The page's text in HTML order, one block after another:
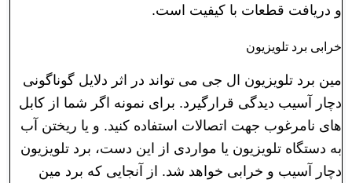
و دریافت قطعات با کیفیت است.
خرابی برد تلویزیون
مین برد تلویزیون ال جی می تواند در اثر دلایل گوناگونی
دچار آسیب دیدگی قرارگیرد. برای نمونه اگر شما از کابل
های نامرغوب جهت اتصالات استفاده کنید. و یا ریختن آب
به دستگاه تلویزیون یا مواردی از این دست، برد تلویزیون
دچار آسیب و خرابی خواهد شد. از آنجایی که برد مین